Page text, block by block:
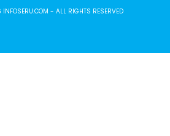
- ALL RIGHTS RESERVED